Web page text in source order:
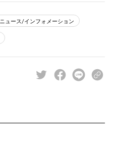
ニュース/インフォメーション